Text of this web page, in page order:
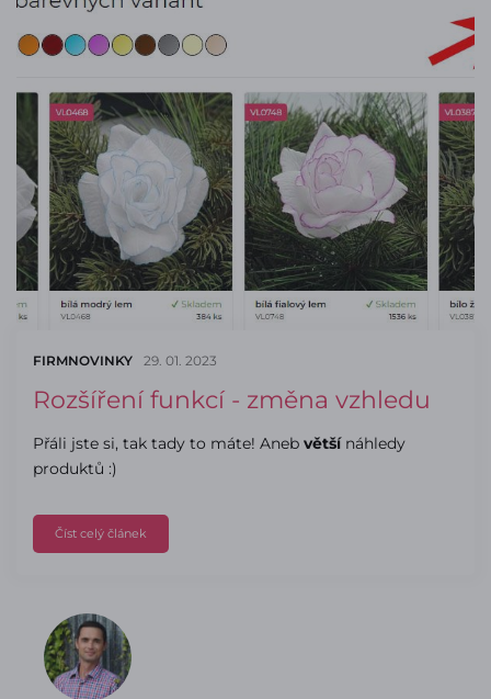
FIRMNOVINKY 29. 01. 2023
Rozšíření funkcí - změna vzhledu
Přáli jste si, tak tady to máte! Aneb většínáhledy
produktů :)
Číst celý článek